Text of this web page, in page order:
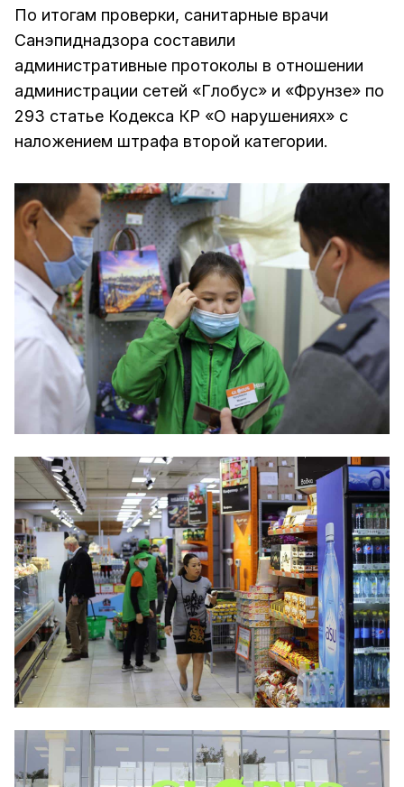
По итогам проверки, санитарные врачи
Санэпиднадзора составили
административные протоколы в отношении
администрации сетей «Глобус» и «Фрунзе» по
293 статье Кодекса КР «О нарушениях» с
наложением штрафа второй категории.